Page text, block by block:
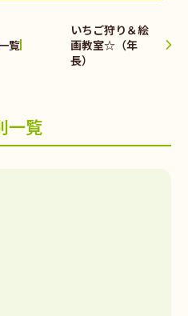
覧
いちご狩り＆絵
画教室☆（年
長）
一覧